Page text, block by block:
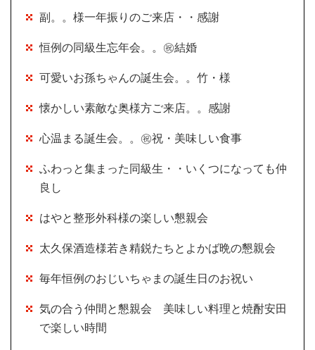
副。。様一年振りのご来店・・感謝
恒例の同級生忘年会。。㊗結婚
可愛いお孫ちゃんの誕生会。。竹・様
懐かしい素敵な奥様方ご来店。。感謝
心温まる誕生会。。㊗祝・美味しい食事
ふわっと集まった同級生・・いくつになっても仲
良し
はやと整形外科様の楽しい懇親会
太久保酒造様若き精鋭たちとよかば晩の懇親会
毎年恒例のおじいちゃまの誕生日のお祝い
気の合う仲間と懇親会 美味しい料理と焼酎安田
で楽しい時間